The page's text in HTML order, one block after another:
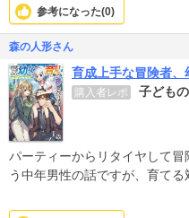
参考になった(0)
森の人形さん
購入者レポ 子ども
パーティーからリタイヤして
う中年男性の話ですが、育てる